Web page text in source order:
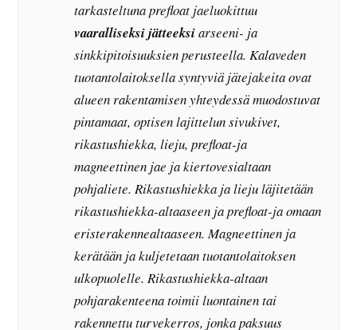
tarkasteltuna prefloat jaeluokittuu
vaaralliseksi jätteeksiarseeni- ja
sinkkipitoisuuksien perusteella. Kalaveden
tuotantolaitoksella syntyviä jätejakeita ovat
alueen rakentamisen yhteydessä muodostuvat
pintamaat, optisen lajittelun sivukivet,
rikastushiekka, lieju, prefloat-ja
magneettinen jae ja kiertovesialtaan
pohjaliete. Rikastushiekka ja lieju läjitetään
rikastushiekka-altaaseen ja prefloat-ja omaan
eristerakennealtaaseen. Magneettinen ja
kerätään ja kuljetetaan tuotantolaitoksen
ulkopuolelle. Rikastushiekka-altaan
pohjarakenteena toimii luontainen tai
rakennettu turvekerros, jonka paksuus